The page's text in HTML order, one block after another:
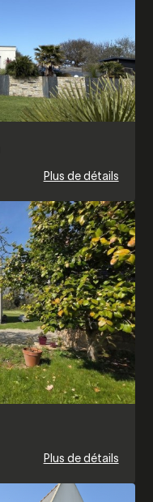
Plus de détails
Plus de détails